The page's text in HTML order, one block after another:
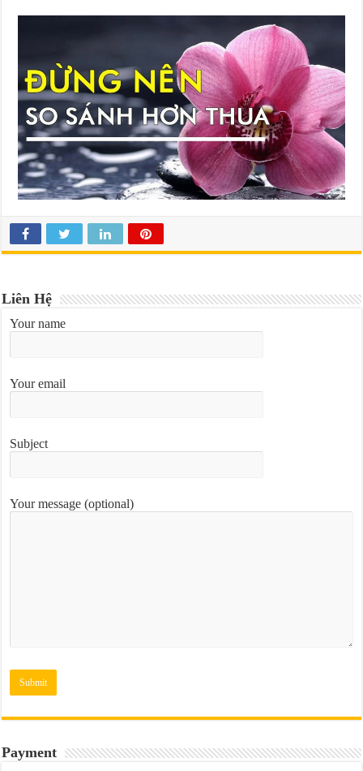
Liên Hệ
Your name
Your email
Subject
Your message (optional)
Payment